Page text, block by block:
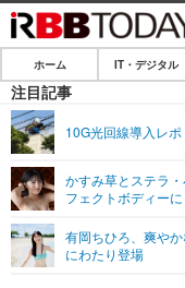
ホーム
IT・デジタル
ネタ
ショッピング
SPEED TEST
エンタメ
エンタメTOP
ライフ
ホーム IT・デジタル
注目記事
10G光回線導入レポ
かすみ草とステラ
フェクトボディーに
有岡ちひろ、爽や
にわたり登場